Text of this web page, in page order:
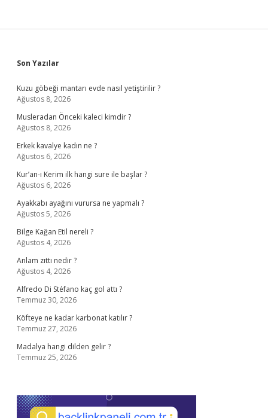
Sidebar
Son Yazılar
Kuzu göbeği mantarı evde nasıl yetiştirilir ?
Ağustos 8, 2026
Musleradan Önceki kaleci kimdir ?
Ağustos 8, 2026
Erkek kavalye kadın ne ?
Ağustos 6, 2026
Kur’an-ı Kerim ilk hangi sure ile başlar ?
Ağustos 6, 2026
Ayakkabı ayağını vurursa ne yapmalı ?
Ağustos 5, 2026
Bilge Kağan Etil nereli ?
Ağustos 4, 2026
Anlam zıttı nedir ?
Ağustos 4, 2026
Alfredo Di Stéfano kaç gol attı ?
Temmuz 30, 2026
Köfteye ne kadar karbonat katılır ?
Temmuz 27, 2026
Madalya hangi dilden gelir ?
Temmuz 25, 2026